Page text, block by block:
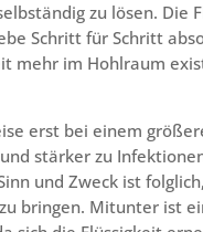
zu lösen. Die
Schritt für Schritt
mehr im Hohlraum
erst bei einem
stärker zu
und Zweck ist
bringen. Mitunter ist